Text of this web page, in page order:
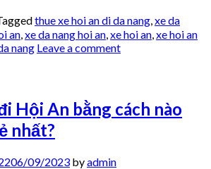
thue xe hoi an di da nang,xe da
an,xe da nang hoi an,xe hoi an,xe hoi an
nang Leave a comment
Hội An bằng cách nào
nhất?
06/09/2023 byadmin